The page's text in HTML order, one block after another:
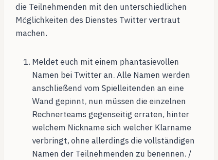
die Teilnehmenden mit den unterschiedlichen
Möglichkeiten des Dienstes Twitter vertraut
machen.
Meldet euch mit einem phantasievollen
Namen bei Twitter an. Alle Namen werden
anschließend vom Spielleitenden an eine
Wand gepinnt, nun müssen die einzelnen
Rechnerteams gegenseitig erraten, hinter
welchem Nickname sich welcher Klarname
verbringt, ohne allerdings die vollständigen
Namen der Teilnehmenden zu benennen. /